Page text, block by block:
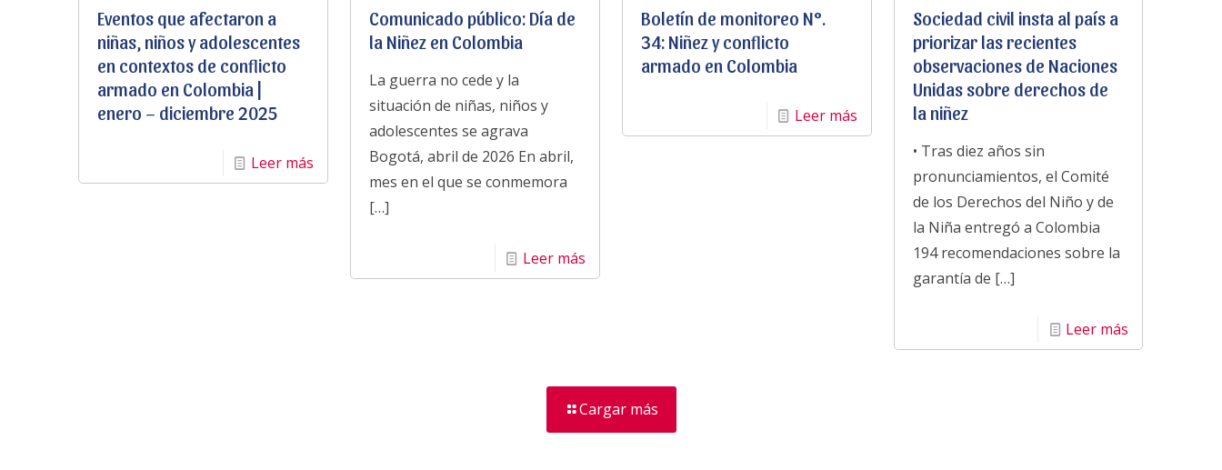
Eventos que afectaron a
niñas, niños y adolescentes
en contextos de conflicto
armado en Colombia |
enero – diciembre 2025
Leer más
Comunicado público: Día de
la Niñez en Colombia
La guerra no cede y la
situación de niñas, niños y
adolescentes se agrava
Bogotá, abril de 2026 En abril,
mes en el que se conmemora
[…]
Leer más
Boletín de monitoreo N°.
34: Niñez y conflicto
armado en Colombia
Leer más
Sociedad civil insta al país a
priorizar las recientes
observaciones de Naciones
Unidas sobre derechos de
la niñez
• Tras diez años sin
pronunciamientos, el Comité
de los Derechos del Niño y de
la Niña entregó a Colombia
194 recomendaciones sobre la
garantía de […]
Leer más
Cargar más